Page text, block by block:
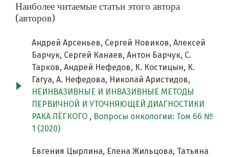
Наиболее читаемые статьи этого автора
(авторов)
Андрей Арсеньев, Сергей Новиков, Алексей
Барчук, Сергей Канаев, Антон Барчук, С.
Тарков, Андрей Нефедов, К. Костицын, К.
Гагуа, А. Нефедова, Николай Аристидов,
НЕИНВАЗИВНЫЕ И ИНВАЗИВНЫЕ МЕТОДЫ
ПЕРВИЧНОЙ И УТОЧНЯЮЩЕЙ ДИАГНОСТИКИ
РАКА ЛЁГКОГО , Вопросы онкологии: Том 66 №
1 (2020)
Евгения Цырлина, Елена Жильцова, Татьяна